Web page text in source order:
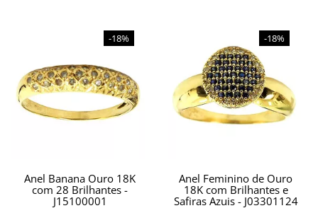
-18%
Anel Banana Ouro 18K
com 28 Brilhantes -
J15100001
-18%
Anel Feminino de Ouro
18K com Brilhantes e
Safiras Azuis - J03301124